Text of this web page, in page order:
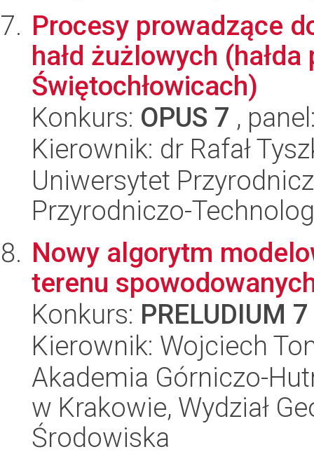
Procesy prowadzące
hałd żużlowych
Świętochłowicach)
Konkurs: OPUS 7 ,
Kierownik: dr Rafał
Uniwersytet
Przyrodniczo-
Nowy algorytm
terenu
Konkurs: PRELUDIUM 7
Kierownik: Wojciech
Akademia Górniczo-
w Krakowie, Wydział
Środowiska